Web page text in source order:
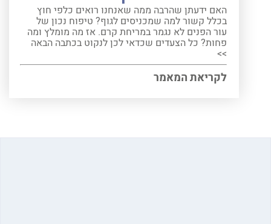
האם ידעתן שהרבה ממה שאנחנו רואים כלפי חוץ
בכלל קשור למה שמכניסים לגוף? טיפוח נכון של
עור הפנים לא נגמר במריחת קרם. אז מה מומלץ ומה
פחות? כל הצעדים שכדאי לכן לנקוט בכתבה הבאה
לקריאת המאמר